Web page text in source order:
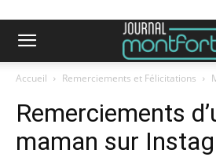
Accueil Remerciements et Félicitations
Remerciements
maman sur